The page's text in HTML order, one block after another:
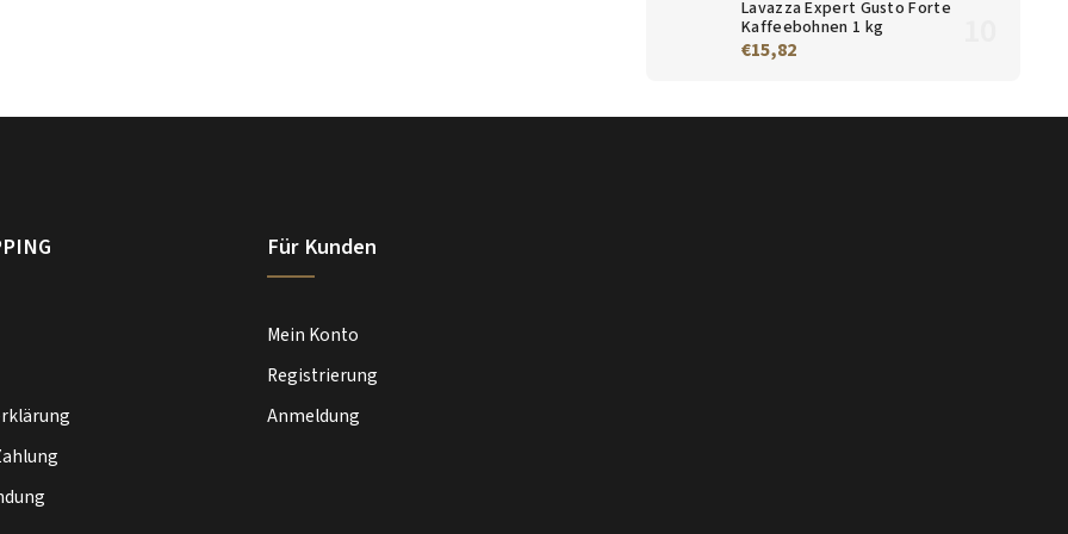
Lavazza Expert Gusto Forte
Kaffeebohnen 1 kg
€15,82
Für Kunden
Mein Konto
Registrierung
Anmeldung